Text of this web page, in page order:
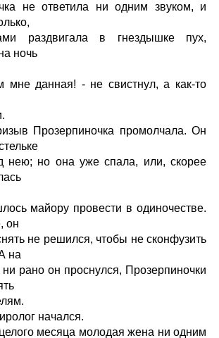
не ответила ни одним звуком, и
раздвигала в гнездышке пух,
ночь
мне данная! - не свистнул, а как-то
Прозерпиночка промолчала. Он
нею; но она уже спала, или, скорее
майору провести в одиночестве.
он
не решился, чтобы не сконфузить
на
ни рано он проснулся, Прозерпиночки
начался.
месяца молодая жена ни одним